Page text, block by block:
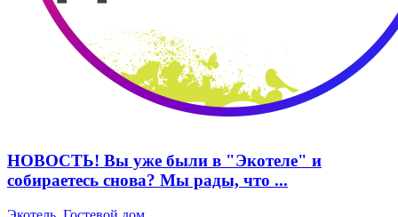
НОВОСТЬ! Вы уже были в "Экотеле" и
собираетесь снова? Мы рады, что ...